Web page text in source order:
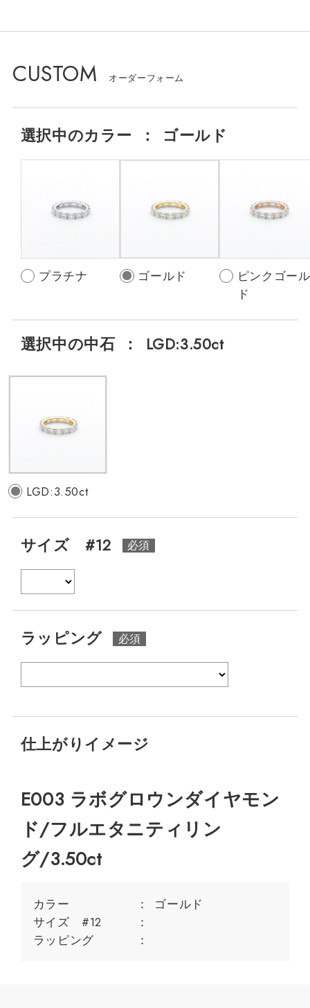
CUSTOM
選択中のカラー ： ゴールド
プラチナ ゴールド
ピンクゴール
ド
選択中の中石 ： LGD:3.50ct
LGD:3.50ct
サイズ #12
ラッピング
仕上がりイメージ
E003 ラボグロウンダイヤモン
ド/フルエタニティリン
グ/3.50ct
カラー
ゴールド
サイズ #12
ラッピング